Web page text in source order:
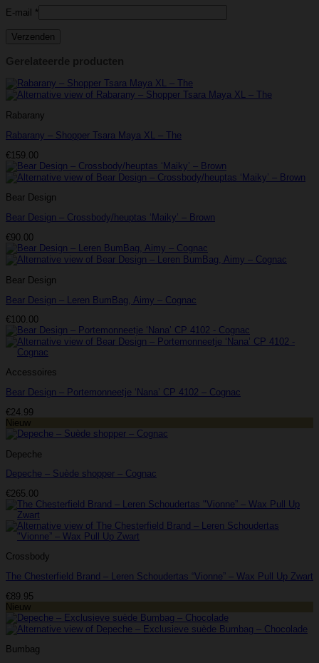
E-mail *
Gerelateerde producten
Rabarany
Rabarany – Shopper Tsara Maya XL – The
€159.00
Bear Design
Bear Design – Crossbody/heuptas ‘Maiky’ – Brown
€90.00
Bear Design
Bear Design – Leren BumBag, Aimy – Cognac
€100.00
Accessoires
Bear Design – Portemonneetje ‘Nana’ CP 4102 – Cognac
€24.99
Nieuw
Depeche
Depeche – Suède shopper – Cognac
€265.00
Crossbody
The Chesterfield Brand – Leren Schoudertas “Vionne” – Wax Pull Up Zwart
€89.95
Nieuw
Bumbag